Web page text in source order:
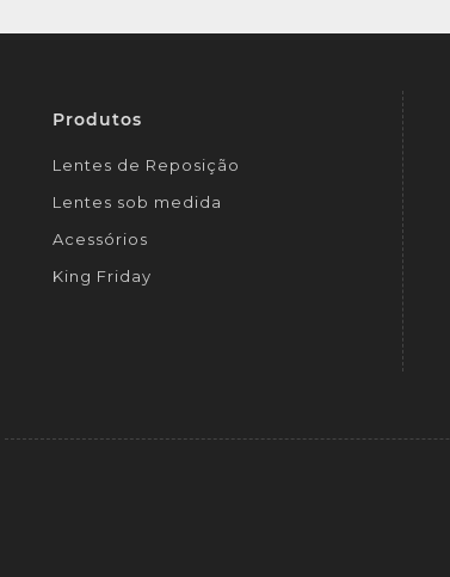
Produtos
Lentes de Reposição
Lentes sob medida
Acessórios
King Friday